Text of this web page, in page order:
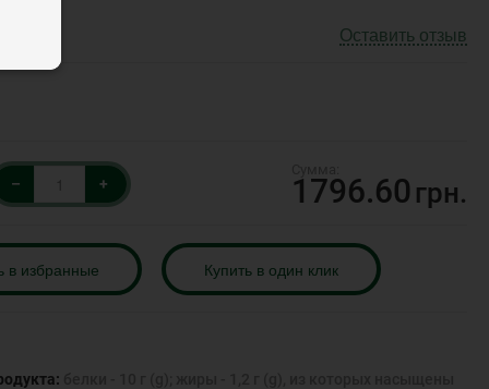
Оставить отзыв
– + 1796.60 грн.
в избранные Купить в один клик